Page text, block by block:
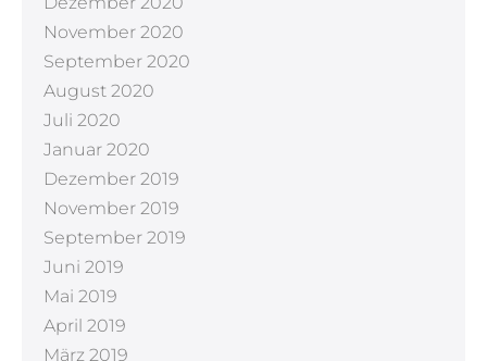
November 2020
September 2020
August 2020
Juli 2020
Januar 2020
Dezember 2019
November 2019
September 2019
Juni 2019
Mai 2019
April 2019
März 2019